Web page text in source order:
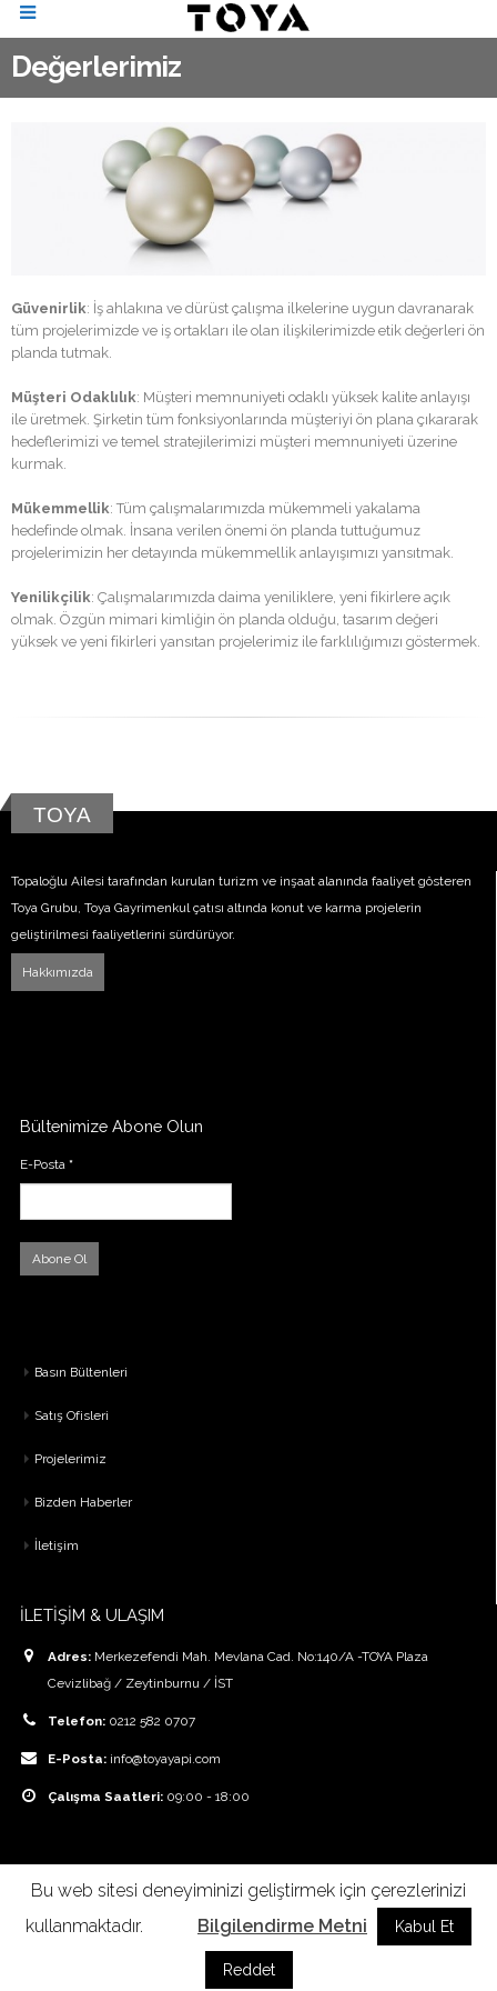
Değerlerimiz
Güvenirlik: İş ahlakına ve dürüst çalışma ilkelerine uygun davranarak
tüm projelerimizde ve iş ortakları ile olan ilişkilerimizde etik değerleri ön
planda tutmak.
Müşteri Odaklılık: Müşteri memnuniyeti odaklı yüksek kalite anlayışı
ile üretmek. Şirketin tüm fonksiyonlarında müşteriyi ön plana çıkararak
hedeflerimizi ve temel stratejilerimizi müşteri memnuniyeti üzerine
kurmak.
Mükemmellik: Tüm çalışmalarımızda mükemmeli yakalama
hedefinde olmak. İnsana verilen önemi ön planda tuttuğumuz
projelerimizin her detayında mükemmellik anlayışımızı yansıtmak.
Yenilikçilik: Çalışmalarımızda daima yeniliklere, yeni fikirlere açık
olmak. Özgün mimari kimliğin ön planda olduğu, tasarım değeri
yüksek ve yeni fikirleri yansıtan projelerimiz ile farklılığımızı göstermek.
TOYA
Topaloğlu Ailesi tarafından kurulan turizm ve inşaat alanında faaliyet gösteren
Toya Grubu, Toya Gayrimenkul çatısı altında konut ve karma projelerin
geliştirilmesi faaliyetlerini sürdürüyor.
Hakkımızda
Bültenimize Abone Olun
E-Posta *
Basın Bültenleri
Satış Ofisleri
Projelerimiz
Bizden Haberler
İletişim
İLETİŞİM & ULAŞIM
Adres: Merkezefendi Mah. Mevlana Cad. No:140/A -TOYA Plaza
Cevizlibağ / Zeytinburnu / İST
Telefon: 0212 582 0707
E-Posta: info@toyayapi.com
Çalışma Saatleri: 09:00 - 18:00
© Copyright 2016 - TOYA
Bu web sitesi deneyiminizi geliştirmek için çerezlerinizi
kullanmaktadır.
Bilgilendirme Metni Kabul Et
Reddet